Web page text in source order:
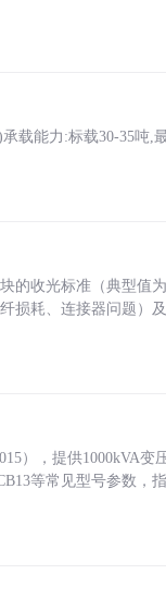
载能力:标载30-35吨,
的收光标准（典型值
损耗、连接器问题）
），提供1000kVA变
等常见型号参数，